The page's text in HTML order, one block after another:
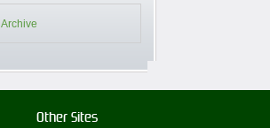
Archive
Other Sites